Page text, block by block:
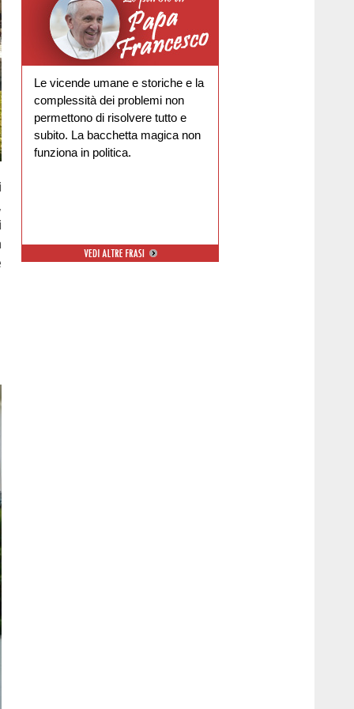
Le vicende umane e storiche e la
complessità dei problemi non
permettono di risolvere tutto e
subito. La bacchetta magica non
funziona in politica.